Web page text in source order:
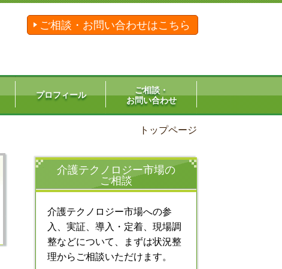
ご相談・お問い合わせはこちら
プロフィール
ご相談・
お問い合わせ
トップページ
介護テクノロジー市場の
ご相談
介護テクノロジー市場への参
入、実証、導入・定着、現場調
整などについて、まずは状況整
理からご相談いただけます。